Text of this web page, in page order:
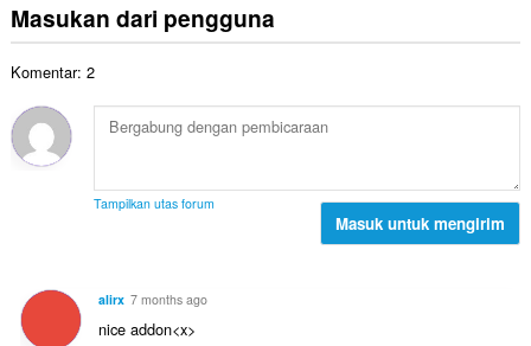
Masukan dari pengguna
Komentar: 2
Tampilkan utas forum
Masuk untuk mengirim
alirx 7 months ago
nice addon<x>